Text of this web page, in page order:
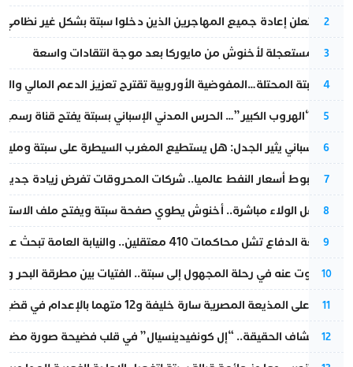
2
إسبانيا تعلن إعادة جميع المهاجرين الذين دخلوا سبتة بشكل غير
3
عودة مستعجلة لأخنوش من مايوركا بعد موجة انتقادات واسعة
4
أزمة سبتة المحتلة…المفوضية الأوروبية تقترح تعزيز الدعم المالي
5
عملية “الهروب الكبير”… الحرس المدني الإسباني بسبتة يفتح قناة
6
تقرير إسباني يثير الجدل: هل يستطيع المغرب السيطرة على سبتة
7
رغم هبوط أسعار النفط عالميا.. شركات المحروقات تفرض زيادة
8
بعد حفل الولاء مباشرة.. أخنوش يطوي صفحة سبتة ويفتح ملف
9
مقاطعة الدفاع تشل محاكمات 410 معتقلين.. والنيابة العامة تبحث عن حل قانوني
10
المسكوت عنه في رحلة المجهول إلى سبتة.. الفتيات بين مطرقة البحر
11
الحكم على المذيعة المصرية سارة خليفة و12 متهما بالإعدام في قضية هزت بلاد الفراعنة
12
بعد انكشاف الحقيقة.. “إل كونفيدينسيال” في قلب فضيحة صورة